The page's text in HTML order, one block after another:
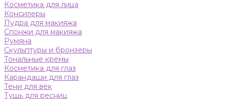
Косметика для лица
Консилеры
Пудра для макияжа
Спонжи для макияжа
Румяна
Скульптуры и бронзеры
Тональные кремы
Косметика для глаз
Карандаши для глаз
Тени для век
Тушь для ресниц